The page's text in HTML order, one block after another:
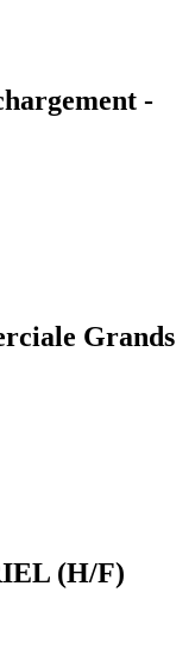
-
Grands
(H/F)